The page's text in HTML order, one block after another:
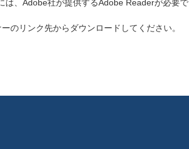
は、Adobe社が提供するAdobe Readerが必要で
のリンク先からダウンロードしてください。